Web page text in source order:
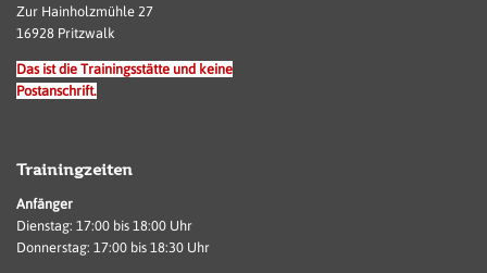
Zur Hainholzmühle 27
16928 Pritzwalk
Das ist die Trainingsstätte und keine
Postanschrift.
Trainingzeiten
Anfänger
Dienstag: 17:00 bis 18:00 Uhr
Donnerstag: 17:00 bis 18:30 Uhr